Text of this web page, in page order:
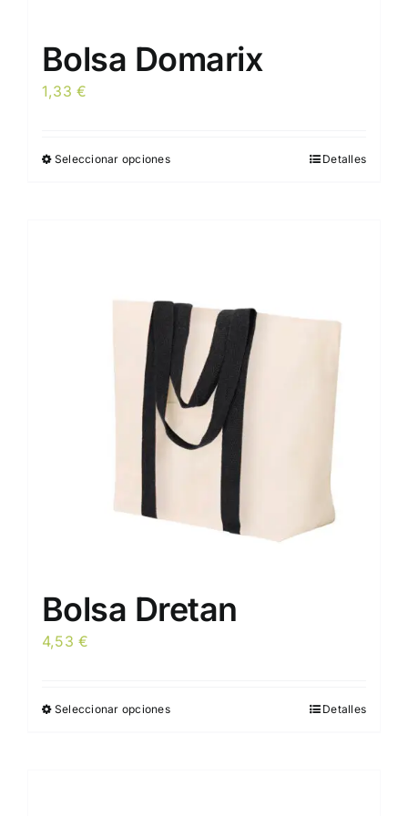
Bolsa Domarix
1,33€
Seleccionar opcionesEste
opciones
pueden
elegir
en
la
página
producto
Detalles
Bolsa Dretan
4,53€
Seleccionar opcionesEste
Detalles